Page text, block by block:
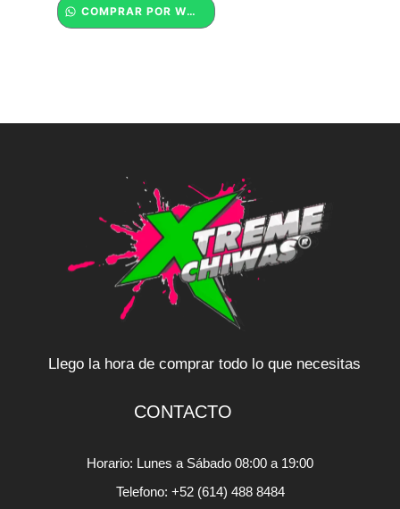
COMPRAR POR WHATSAPP
Llego la hora de comprar todo lo que necesitas
CONTACTO
Horario: Lunes a Sábado 08:00 a 19:00
Telefono: +52 (614) 488 8484